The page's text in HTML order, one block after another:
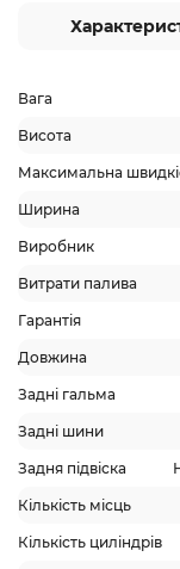
Вага
Висота
Максимальна
Ширина
Виробник
Витрати палива
Гарантія
Довжина
Задні гальма
Задні шини
Задня підвіска
Кількість місць
Кількість циліндрів